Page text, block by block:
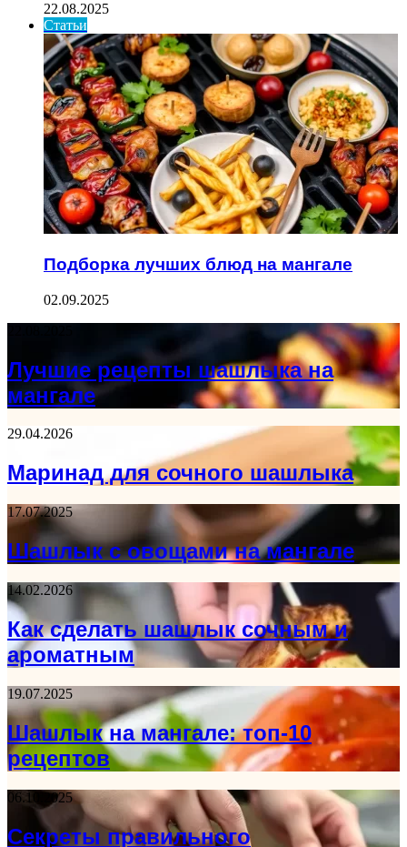
22.08.2025
Статьи
Подборка лучших блюд на мангале
02.09.2025
Лучшие рецепты шашлыка на
мангале
29.04.2026
Маринад для сочного шашлыка
17.07.2025
Шашлык с овощами на мангале
14.02.2026
Как сделать шашлык сочным и
ароматным
19.07.2025
Шашлык на мангале: топ-10
рецептов
06.10.2025
Секреты правильного